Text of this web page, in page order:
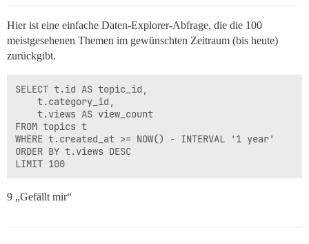
Hier ist eine einfache Daten-Explorer-Abfrage, die die 100
meistgesehenen Themen im gewünschten Zeitraum (bis heute)
zurückgibt.
SELECT t.id AS topic_id,
    t.category_id,
    t.views AS view_count
FROM topics t
WHERE t.created_at >= NOW() - INTERVAL '1 year'
ORDER BY t.views DESC
9 „Gefällt mir“